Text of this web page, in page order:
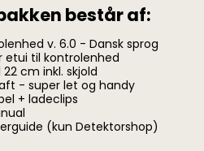
består af:
v. 6.0 - Dansk sprog
til kontrolenhed
cm inkl. skjold
- super let og handy
+ ladeclips
(kun Detektorshop)